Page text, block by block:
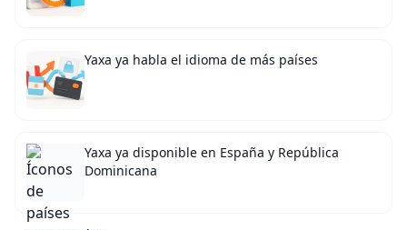
Yaxa ya habla el idioma de más países
Yaxa ya disponible en España y República
Dominicana